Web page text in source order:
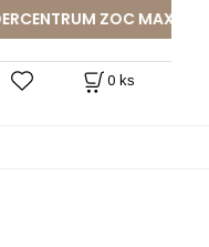
ZOC MAX a
0 ks